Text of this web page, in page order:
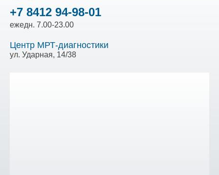
+7 8412 94-98-01
ежедн. 7.00-23.00
Центр МРТ-диагностики
ул. Ударная, 14/38